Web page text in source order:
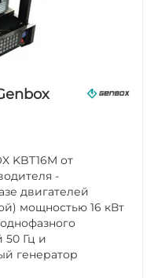
KBT16M от
-
двигателей
мощностью 16 кВт
50 Гц и
генератор